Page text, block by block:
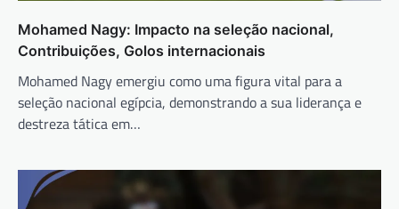
Mohamed Nagy: Impacto na seleção nacional,
Contribuições, Golos internacionais
Mohamed Nagy emergiu como uma figura vital para a
seleção nacional egípcia, demonstrando a sua liderança e
destreza tática em…